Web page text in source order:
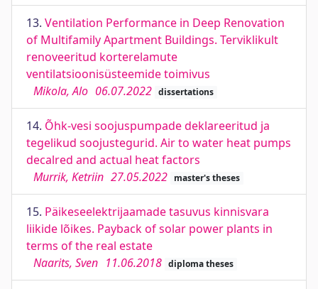
13. Ventilation Performance in Deep Renovation
of Multifamily Apartment Buildings. Terviklikult
renoveeritud korterelamute
ventilatsioonisüsteemide toimivus
Mikola, Alo 06.07.2022 dissertations
14. Õhk-vesi soojuspumpade deklareeritud ja
tegelikud soojustegurid. Air to water heat pumps
decalred and actual heat factors
Murrik, Ketriin 27.05.2022 master's theses
15. Päikeseelektrijaamade tasuvus kinnisvara
liikide lõikes. Payback of solar power plants in
terms of the real estate
Naarits, Sven 11.06.2018 diploma theses